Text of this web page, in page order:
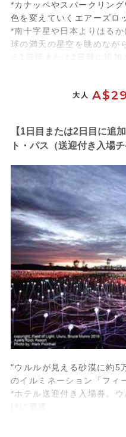
*カナッペやスパークリン
色を変えていくエアーズロ
*南十字星や日本よりはる
球の満天の星空を眺めなが
※1日目または2日目に追加
大人
【1日目または2日目に追
ト・パス（送迎付き入場チ
"ウルルが見える砂漠に約5
のイルミネーション「フィ
*ホテル送迎付き入場券。
けに最適。